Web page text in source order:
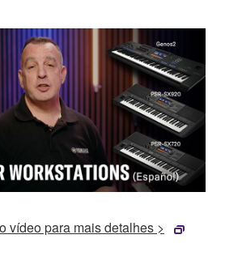
vídeo para mais detalhes >